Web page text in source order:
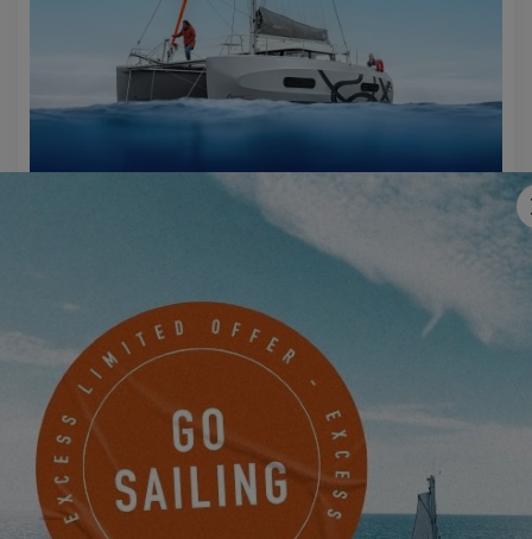
EXCESS 11
MACHEN SIE JETZT EINEN TERMIN
EINEN EXCESS-HÄNDLER
KONTAKTIEREN